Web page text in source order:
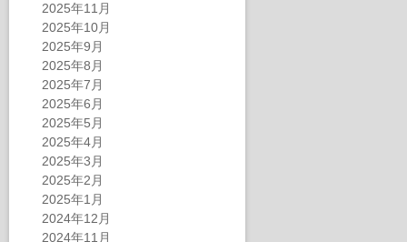
2025年11月
2025年10月
2025年9月
2025年8月
2025年7月
2025年6月
2025年5月
2025年4月
2025年3月
2025年2月
2025年1月
2024年12月
2024年11月